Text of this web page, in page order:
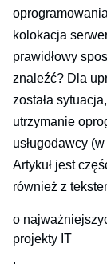
kolokacja
prawidłowy
znaleźć? Dla
została
utrzymanie
usługodawcy
Artykuł jest
również z
o
projekty IT
.